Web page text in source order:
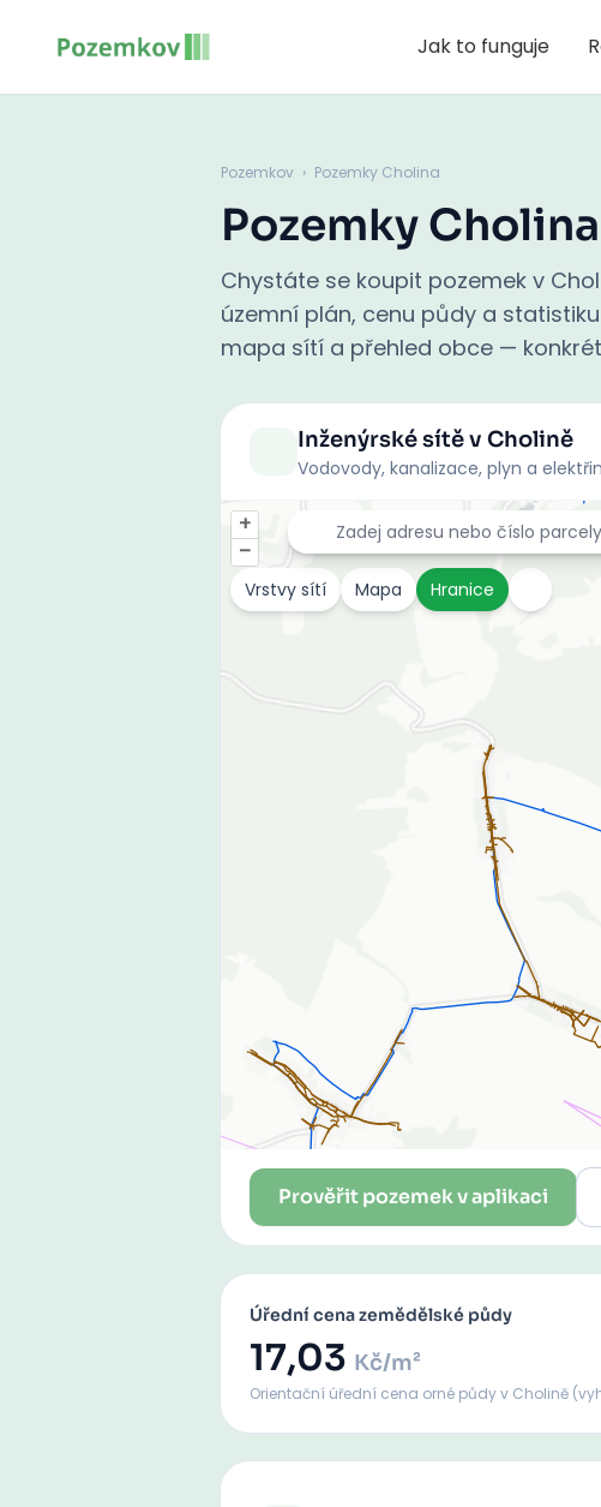
Jak to funguje
Pozemkov › Pozemky Cholina
Pozemky Cholina
Chystáte se koupit pozemek v
územní plán, cenu půdy a statistiku
mapa sítí a přehled obce —
Inženýrské sítěv Cholině
Vodovody, kanalizace, plyn a
Prověřit pozemek v aplikaci
Úřední cena zemědělské půdy
17,03 Kč/m²
Orientační úřední cena orné půdyv Cholině